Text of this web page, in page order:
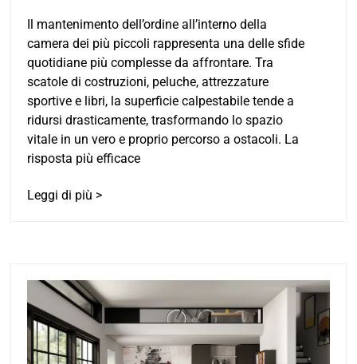
Il mantenimento dell’ordine all’interno della
camera dei più piccoli rappresenta una delle sfide
quotidiane più complesse da affrontare. Tra
scatole di costruzioni, peluche, attrezzature
sportive e libri, la superficie calpestabile tende a
ridursi drasticamente, trasformando lo spazio
vitale in un vero e proprio percorso a ostacoli. La
risposta più efficace
Leggi di più >